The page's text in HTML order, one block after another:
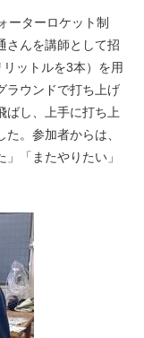
ーターロケット制
さんを講師として招
ットルを3本）を用
ラウンドで打ち上げ
ばし、上手に打ち上
。参加者からは、
「またやりたい」